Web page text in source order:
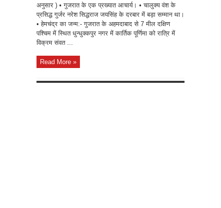
अनुसार ) • गुजरात के एक प्रख्यात आचार्य। • चालुक्य वंश के
प्रसिद्ध गुर्जर नरेश सिद्धराज जयसिंह के दरबार में बड़ा सम्मान था।
• हेमचंद्र का जन्म:- गुजरात के अहमदाबाद से 7 मील दक्षिण
पश्चिम में स्थित धुन्धुक्कपुर नगर में कार्तिक पूर्णिमा को रात्रि में
विक्रम संवत ...
Read More »